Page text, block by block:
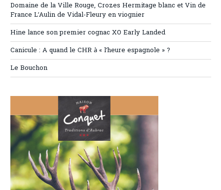
Domaine de la Ville Rouge, Crozes Hermitage blanc et Vin de
France L’Aulin de Vidal-Fleury en viognier
Hine lance son premier cognac XO Early Landed
Canicule : A quand le CHR à « l’heure espagnole » ?
Le Bouchon